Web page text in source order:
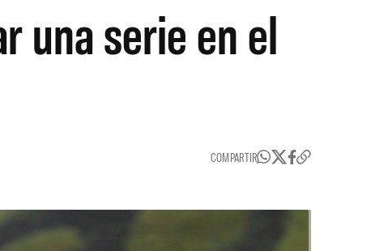
una serie en el
COMPARTIR